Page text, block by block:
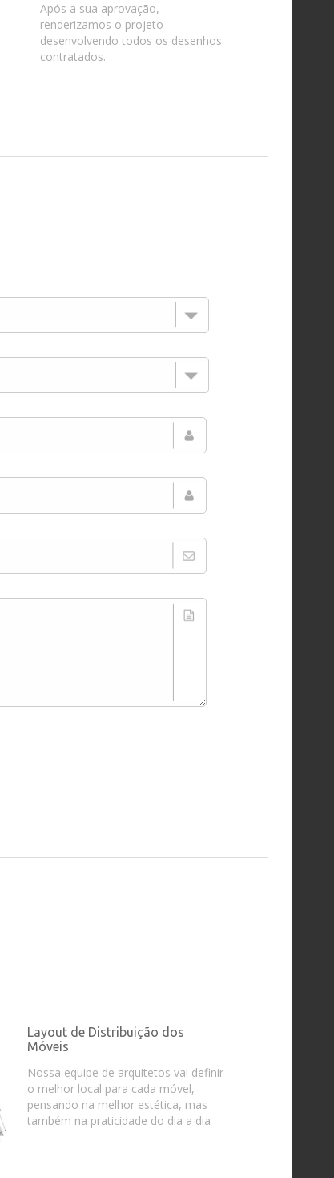
Após a sua aprovação,
renderizamos o projeto
desenvolvendo todos os desenhos
contratados.
Layout de Distribuição dos
Móveis
Nossa equipe de arquitetos vai definir
o melhor local para cada móvel,
pensando na melhor estética, mas
também na praticidade do dia a dia